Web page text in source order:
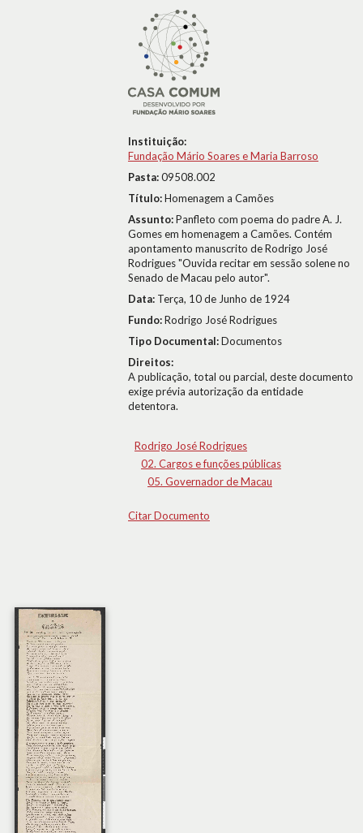
Instituição:
Fundação Mário Soares e Maria Barroso
Pasta:09508.002
Título:Homenagem a Camões
Assunto:Panfleto com poema do padre A. J.
Gomes em homenagem a Camões. Contém
apontamento manuscrito de Rodrigo José
Rodrigues "Ouvida recitar em sessão solene no
Senado de Macau pelo autor".
Data: Terça, 10 de Junho de 1924
Fundo:Rodrigo José Rodrigues
Tipo Documental:Documentos
Direitos:
A publicação, total ou parcial, deste documento
exige prévia autorização da entidade
detentora.
Rodrigo José Rodrigues
02. Cargos e funções públicas
05. Governador de Macau
Citar Documento